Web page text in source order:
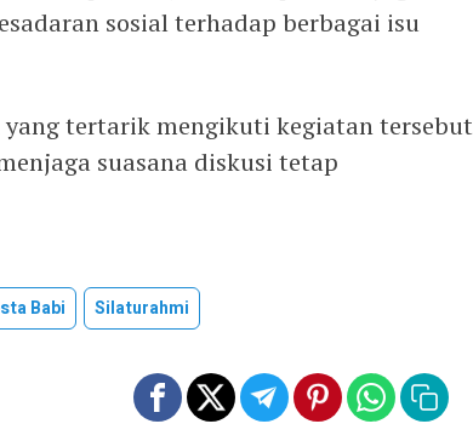
sosial terhadap berbagai isu
tertarik mengikuti kegiatan tersebut
suasana diskusi tetap
Babi Silaturahmi